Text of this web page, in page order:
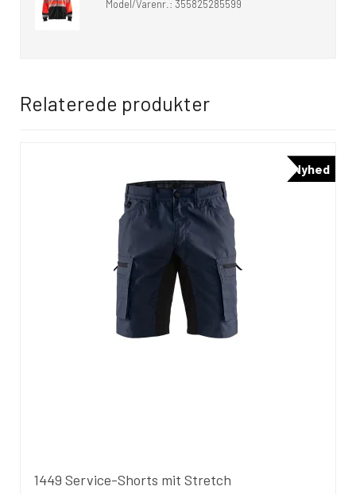
Model/Varenr.: 355825285599
Relaterede produkter
Nyhed
1449 Service-Shorts mit Stretch